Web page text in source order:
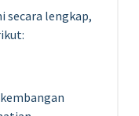
secara lengkap,